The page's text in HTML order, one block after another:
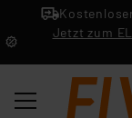
Jetzt zum